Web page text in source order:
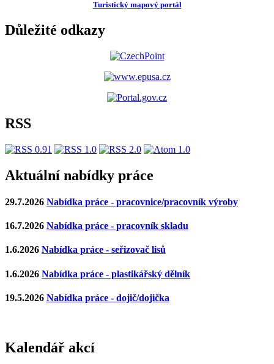
Turistický mapový portál
Důležité odkazy
RSS
Aktuální nabídky práce
29.7.2026 Nabídka práce - pracovnice/pracovník výroby
16.7.2026 Nabídka práce - pracovník skladu
1.6.2026 Nabídka práce - seřizovač lisů
1.6.2026 Nabídka práce - plastikářský dělník
19.5.2026 Nabídka práce - dojič/dojička
Kalendář akcí